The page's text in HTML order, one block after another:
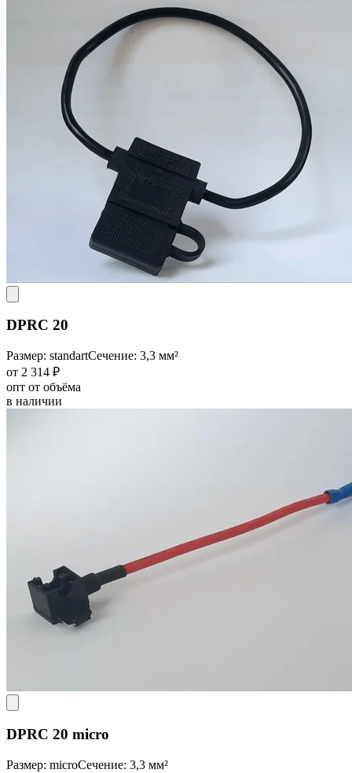
DPRC 20
Размер: standartСечение: 3,3 мм²
от 2 314 ₽
опт от объёма
в наличии
DPRC 20 micro
Размер: microСечение: 3,3 мм²